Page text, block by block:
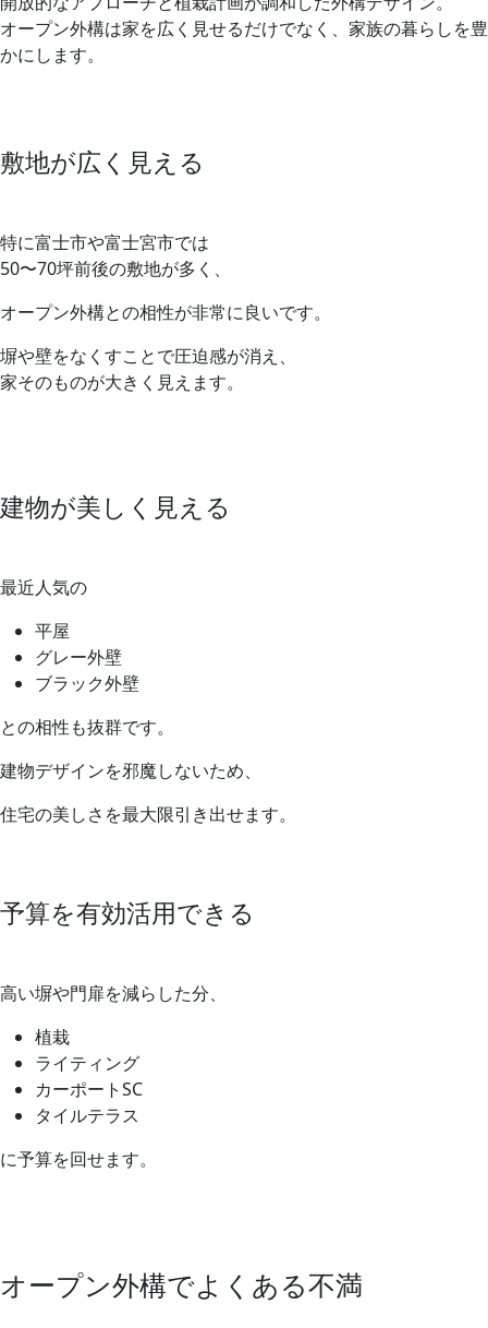
オープン外構は家を広く見せるだけでなく、家族の暮らしを豊
かにします。
敷地が広く見える
特に富士市や富士宮市では
50〜70坪前後の敷地が多く、
オープン外構との相性が非常に良いです。
塀や壁をなくすことで圧迫感が消え、
家そのものが大きく見えます。
建物が美しく見える
最近人気の
平屋
グレー外壁
ブラック外壁
との相性も抜群です。
建物デザインを邪魔しないため、
住宅の美しさを最大限引き出せます。
予算を有効活用できる
高い塀や門扉を減らした分、
植栽
ライティング
カーポートSC
タイルテラス
に予算を回せます。
オープン外構でよくある不満